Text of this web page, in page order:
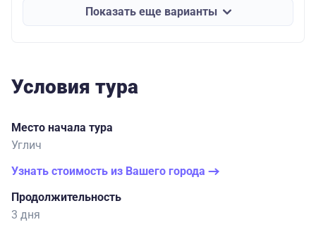
Показать еще варианты
Условия тура
Место начала тура
Углич
Узнать стоимость из Вашего города
Продолжительность
3 дня